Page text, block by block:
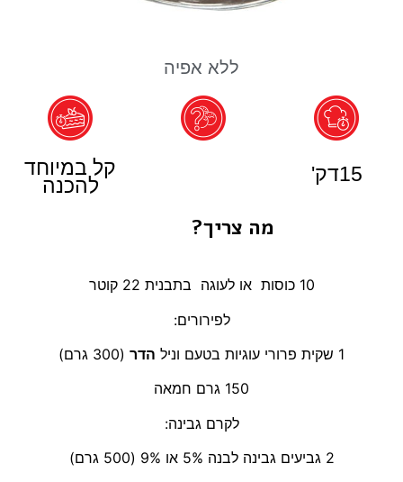
ללא אפיה
15דק' קל במיוחד
להכנה
מה צריך?
10 כוסות או לעוגה בתבנית 22 קוטר
לפירורים:
1 שקית פרורי עוגיות בטעם וניל
הדר (300 גרם)
150 גרם חמאה
לקרם גבינה:
2 גביעים גבינה לבנה 5% או 9% (500 גרם)